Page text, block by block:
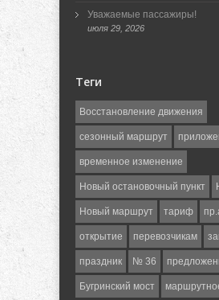
Уважаемые пассажиры!
июля 29, 2026
Теги
Восстановление движения
сезонный маршрут
временное изменение
Новый остановочный пункт
Новый маршрут тариф
открытие перевозчикам
праздник № 36
Бугринский мост